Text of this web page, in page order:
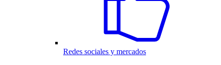
Redes sociales y mercados